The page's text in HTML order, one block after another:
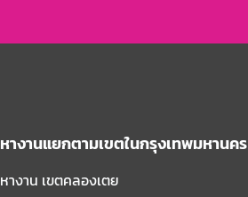
หางานแยกตามเขตในกรุงเทพมหานคร
หางาน เขตคลองเตย